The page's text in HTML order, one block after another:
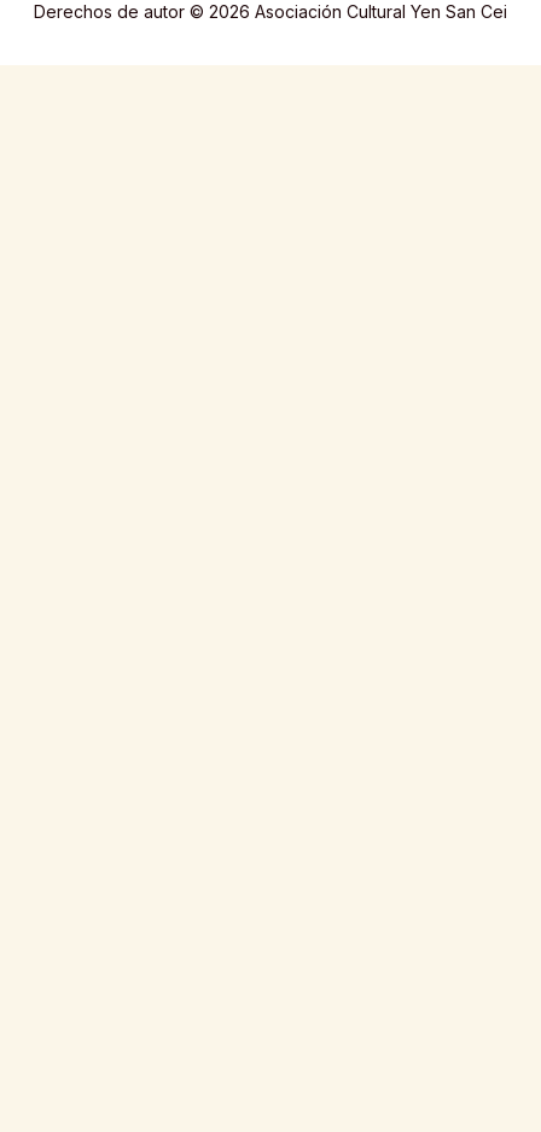
Derechos de autor © 2026 Asociación Cultural Yen San Cei